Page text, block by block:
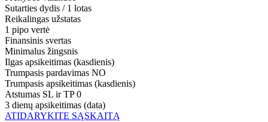
Sutarties dydis / 1 lotas
Reikalingas užstatas
1 pipo vertė
Finansinis svertas
Minimalus žingsnis
Ilgas apsikeitimas (kasdienis)
Trumpasis pardavimas NO
Trumpasis apsikeitimas (kasdienis)
Atstumas SL ir TP 0
3 dienų apsikeitimas (data)
ATIDARYKITE SĄSKAITĄ